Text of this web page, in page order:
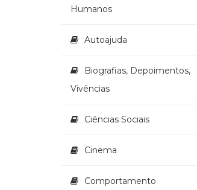
Humanos
Autoajuda
Biografias, Depoimentos,
Vivências
Ciências Sociais
Cinema
Comportamento